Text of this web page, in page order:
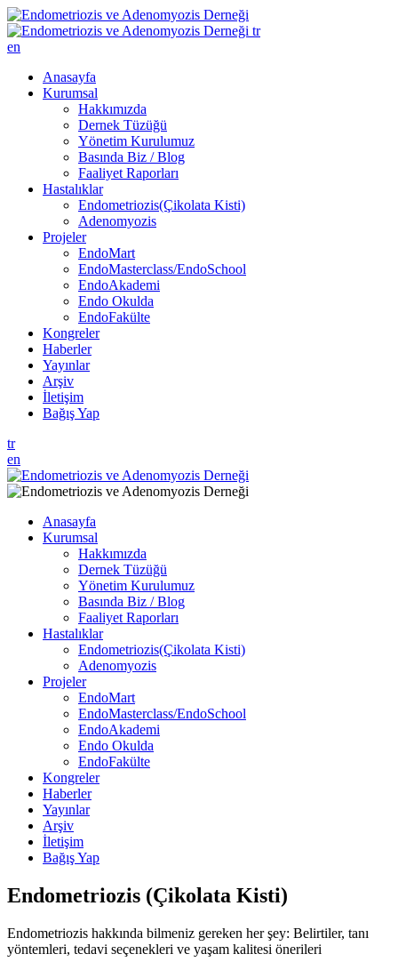
tr
en
Anasayfa
Kurumsal
Hakkımızda
Dernek Tüzüğü
Yönetim Kurulumuz
Basında Biz / Blog
Faaliyet Raporları
Hastalıklar
Endometriozis(Çikolata Kisti)
Adenomyozis
Projeler
EndoMart
EndoMasterclass/EndoSchool
EndoAkademi
Endo Okulda
EndoFakülte
Kongreler
Haberler
Yayınlar
Arşiv
İletişim
Bağış Yap
tr
en
Anasayfa
Kurumsal
Hakkımızda
Dernek Tüzüğü
Yönetim Kurulumuz
Basında Biz / Blog
Faaliyet Raporları
Hastalıklar
Endometriozis(Çikolata Kisti)
Adenomyozis
Projeler
EndoMart
EndoMasterclass/EndoSchool
EndoAkademi
Endo Okulda
EndoFakülte
Kongreler
Haberler
Yayınlar
Arşiv
İletişim
Bağış Yap
Endometriozis (Çikolata Kisti)
Endometriozis hakkında bilmeniz gereken her şey: Belirtiler, tanı
yöntemleri, tedavi seçenekleri ve yaşam kalitesi önerileri